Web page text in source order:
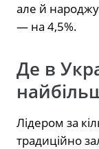
але й
— на 4,5%.
Де в
Лідером за
традиційно